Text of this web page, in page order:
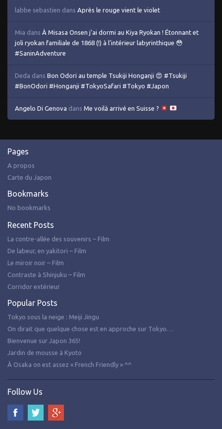
labbe sebastien dans Après le rouge vient le violet
Mia dans À Misasa Onsen j’ai dormi au Kiya Ryokan ! Étonnant et
joli ryokan familiale de 1868 (!) à l’intérieur labyrinthique 😳
#SaninAdventure
Deda dans Bon Odori au temple Tsukiji Honganji 😍 #Tsukiji
#BonOdori #Honganji #TokyoSafari #Tokyo #Japon
Angelo Di Genova dans Me voilà arrivé en Suisse ?
Pages
A propos
Carte du Japon
Bookmarks
No bookmarks
Recent Posts
La contre-allée des souvenirs – Film
De labeur, en yakitori – Film
Le miroir noir – Film
Contraste à Shinjuku – Film
Corridor extérieur
Popular Posts
Tokyo sous la neige : Meiji Jingu
On dirait que quelque chose est en approche sur Tokyo…
Bienvenue sur Japon 365!
Jardin de mousse à Kyoto
À Osaka on est assez « French Friendly » ^^
Follow Us